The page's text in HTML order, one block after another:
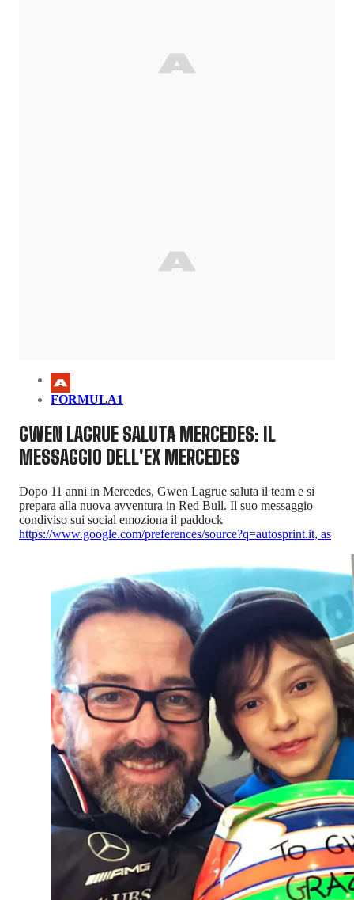
FORMULA1
GWEN LAGRUE SALUTA MERCEDES: IL
MESSAGGIO DELL'EX MERCEDES
Dopo 11 anni in Mercedes, Gwen Lagrue saluta il team e si
prepara alla nuova avventura in Red Bull. Il suo messaggio
condiviso sui social emoziona il paddock
https://www.google.com/preferences/source?q=autosprint.it, as